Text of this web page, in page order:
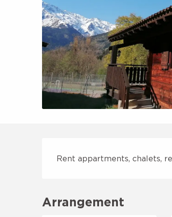
Description
Rent appartments, chalets,
Arrangement